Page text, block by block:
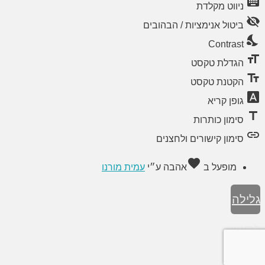
ניווט מקלדת
visibility_off ביטול אנימציות / הבהובים
nights_stay
Contrast
format_size הגדלת טקסט
text_fields הקטנת טקסט
font_download גופן קריא
title סימון כותרות
link סימון קישורים ולחצנים
מופעל ב favoriteאהבה ע״י עמית מורנו
גלילה
לראש